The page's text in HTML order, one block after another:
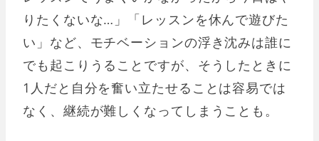
りたくないな…」「レッスンを休んで遊びた
い」など、モチベーションの浮き沈みは誰に
でも起こりうることですが、そうしたときに
1人だと自分を奮い立たせることは容易では
なく、継続が難しくなってしまうことも。